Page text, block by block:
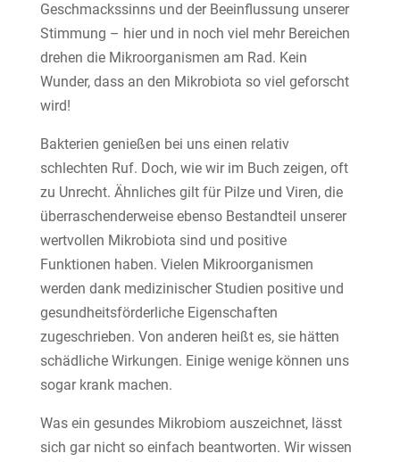
Geschmackssinns und der Beeinflussung unserer
Stimmung – hier und in noch viel mehr Bereichen
drehen die Mikroorganismen am Rad. Kein
Wunder, dass an den Mikrobiota so viel geforscht
wird!
Bakterien genießen bei uns einen relativ
schlechten Ruf. Doch, wie wir im Buch zeigen, oft
zu Unrecht. Ähnliches gilt für Pilze und Viren, die
überraschenderweise ebenso Bestandteil unserer
wertvollen Mikrobiota sind und positive
Funktionen haben. Vielen Mikroorganismen
werden dank medizinischer Studien positive und
gesundheitsförderliche Eigenschaften
zugeschrieben. Von anderen heißt es, sie hätten
schädliche Wirkungen. Einige wenige können uns
sogar krank machen.
Was ein gesundes Mikrobiom auszeichnet, lässt
sich gar nicht so einfach beantworten. Wir wissen